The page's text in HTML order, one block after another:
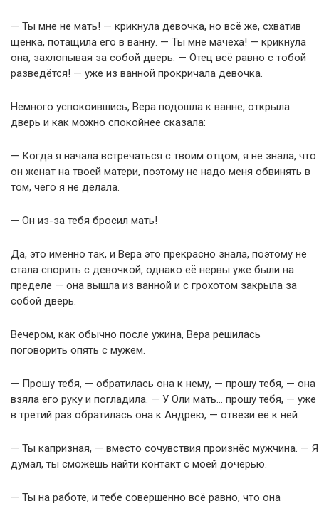
— Ты мне не мать! — крикнула девочка, но всё же, схватив
щенка, потащила его в ванну. — Ты мне мачеха! — крикнула
она, захлопывая за собой дверь. — Отец всё равно с тобой
разведётся! — уже из ванной прокричала девочка.
Немного успокоившись, Вера подошла к ванне, открыла
дверь и как можно спокойнее сказала:
— Когда я начала встречаться с твоим отцом, я не знала, что
он женат на твоей матери, поэтому не надо меня обвинять в
том, чего я не делала.
— Он из-за тебя бросил мать!
Да, это именно так, и Вера это прекрасно знала, поэтому не
стала спорить с девочкой, однако её нервы уже были на
пределе — она вышла из ванной и с грохотом закрыла за
собой дверь.
Вечером, как обычно после ужина, Вера решилась
поговорить опять с мужем.
— Прошу тебя, — обратилась она к нему, — прошу тебя, — она
взяла его руку и погладила. — У Оли мать… прошу тебя, — уже
в третий раз обратилась она к Андрею, — отвези её к ней.
— Ты капризная, — вместо сочувствия произнёс мужчина. — Я
думал, ты сможешь найти контакт с моей дочерью.
— Ты на работе, и тебе совершенно всё равно, что она